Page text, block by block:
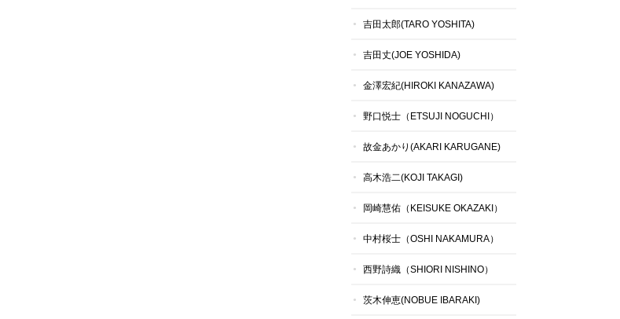
吉田太郎(TARO YOSHITA)
吉田丈(JOE YOSHIDA)
金澤宏紀(HIROKI KANAZAWA)
野口悦士（ETSUJI NOGUCHI）
故金あかり(AKARI KARUGANE)
高木浩二(KOJI TAKAGI)
岡崎慧佑（KEISUKE OKAZAKI）
中村桜士（OSHI NAKAMURA）
西野詩織（SHIORI NISHINO）
茨木伸恵(NOBUE IBARAKI)